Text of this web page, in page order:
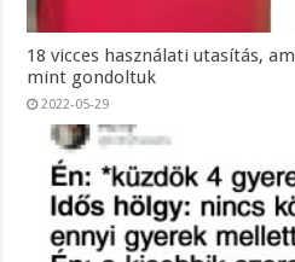
18 vicces használati utasítás,
mint gondoltuk
2022-05-29